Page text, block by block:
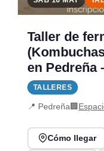
Taller de
en Pedreña
TALLERES
📍 Pedreña🏢
Cómo llegar